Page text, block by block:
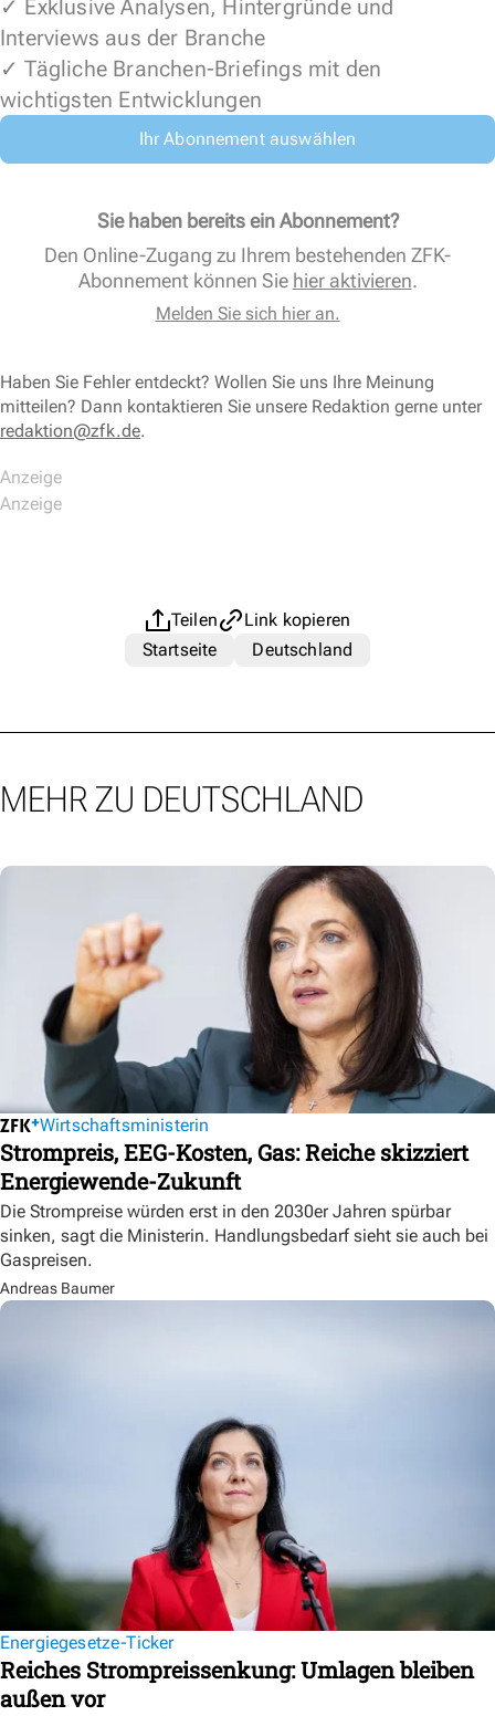
✓ Exklusive Analysen, Hintergründe und
Interviews aus der Branche
✓ Tägliche Branchen-Briefings mit den
wichtigsten Entwicklungen
Ihr Abonnement auswählen
Sie haben bereits ein Abonnement?
Den Online-Zugang zu Ihrem bestehenden ZFK-
Abonnement können Sie hier aktivieren.
Melden Sie sich hier an.
Haben Sie Fehler entdeckt? Wollen Sie uns Ihre Meinung
mitteilen? Dann kontaktieren Sie unsere Redaktion gerne unter
redaktion@zfk.de.
Teilen
Link kopieren
Startseite
Deutschland
MEHR ZU DEUTSCHLAND
Wirtschaftsministerin
Strompreis, EEG-Kosten, Gas: Reiche skizziert
Energiewende-Zukunft
Die Strompreise würden erst in den 2030er Jahren spürbar
sinken, sagt die Ministerin. Handlungsbedarf sieht sie auch bei
Gaspreisen.
Andreas Baumer
Energiegesetze-Ticker
Reiches Strompreissenkung: Umlagen bleiben
außen vor